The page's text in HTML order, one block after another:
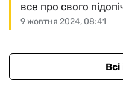
9 жовтня 2024, 08:41
все про свого